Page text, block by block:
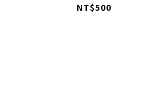
NT$500